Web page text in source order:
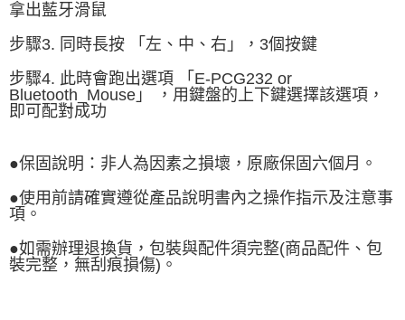
拿出藍牙滑鼠
步驟3. 同時長按 「左、中、右」，3個按鍵
步驟4. 此時會跑出選項 「E-PCG232 or
Bluetooth_Mouse」 ，用鍵盤的上下鍵選擇該選項，
即可配對成功
●保固說明：非人為因素之損壞，原廠保固六個月。
●使用前請確實遵從產品說明書內之操作指示及注意事
項。
●如需辦理退換貨，包裝與配件須完整(商品配件、包
裝完整，無刮痕損傷)。